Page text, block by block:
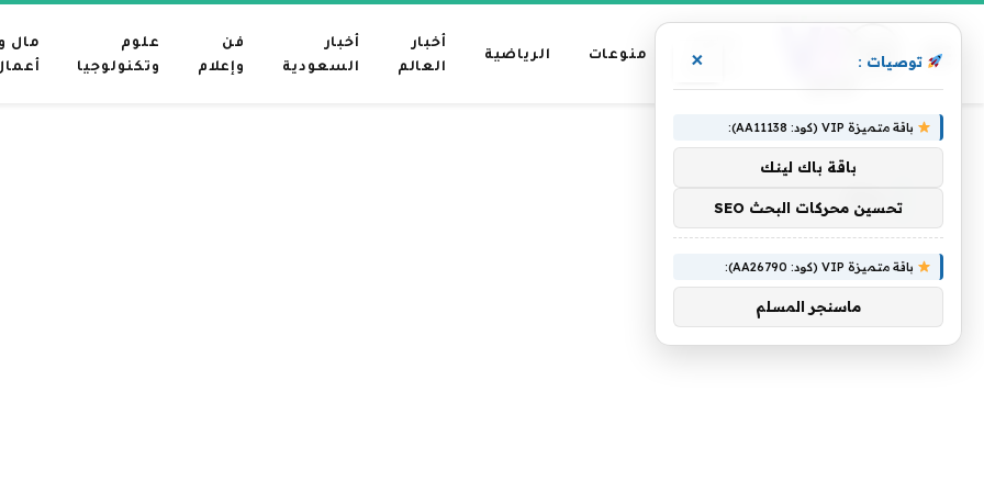
رئيسية
منوعات الرياضية
أخبار
العالم
أخبار
السعودية
فن
وإعلام
علوم
وتكنولوجيا
مال و
الرئيسية » رينار
توصيات : ×
باقة متميزة VIP (كود: AA11138):
باقة باك لينك
تحسين محركات البحث SEO
باقة متميزة VIP (كود: AA26790):
ماسنجر المسلم